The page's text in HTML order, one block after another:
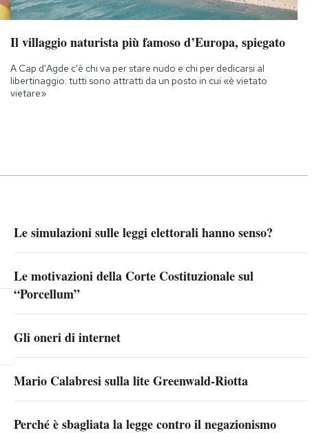
Il villaggio naturista più famoso d’Europa, spiegato
A Cap d'Agde c'è chi va per stare nudo e chi per dedicarsi al
libertinaggio: tutti sono attratti da un posto in cui «è vietato
vietare»
Le simulazioni sulle leggi elettorali hanno senso?
Le motivazioni della Corte Costituzionale sul
“Porcellum”
Gli oneri di internet
Mario Calabresi sulla lite Greenwald-Riotta
Perché è sbagliata la legge contro il negazionismo